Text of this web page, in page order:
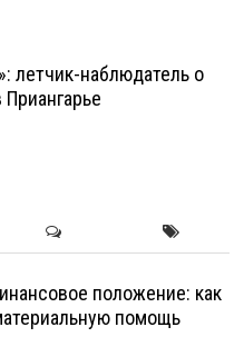
летчик-наблюдатель о
положение: как
помощь